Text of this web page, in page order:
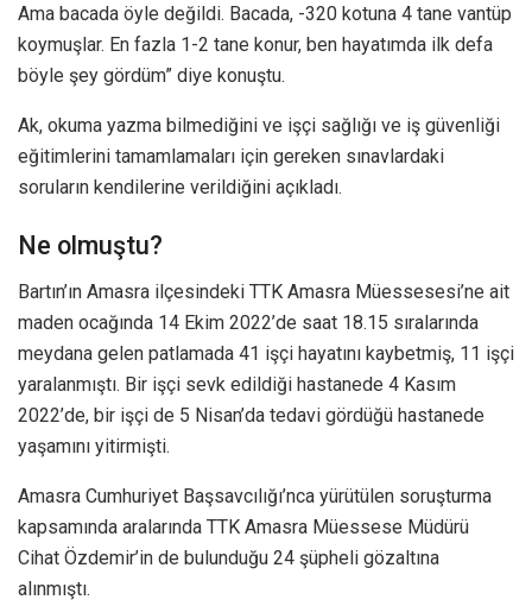
Ama bacada öyle değildi. Bacada, -320 kotuna 4 tane vantüp
koymuşlar. En fazla 1-2 tane konur, ben hayatımda ilk defa
böyle şey gördüm” diye konuştu.
Ak, okuma yazma bilmediğini ve işçi sağlığı ve iş güvenliği
eğitimlerini tamamlamaları için gereken sınavlardaki
soruların kendilerine verildiğini açıkladı.
Ne olmuştu?
Bartın’ın Amasra ilçesindeki TTK Amasra Müessesesi’ne ait
maden ocağında 14 Ekim 2022’de saat 18.15 sıralarında
meydana gelen patlamada 41 işçi hayatını kaybetmiş, 11 işçi
yaralanmıştı. Bir işçi sevk edildiği hastanede 4 Kasım
2022’de, bir işçi de 5 Nisan’da tedavi gördüğü hastanede
yaşamını yitirmişti.
Amasra Cumhuriyet Başsavcılığı’nca yürütülen soruşturma
kapsamında aralarında TTK Amasra Müessese Müdürü
Cihat Özdemir’in de bulunduğu 24 şüpheli gözaltına
alınmıştı.